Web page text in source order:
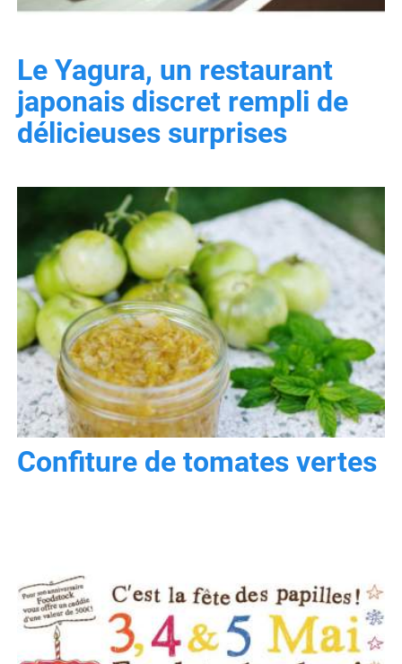
Le Yagura, un restaurant
japonais discret rempli de
délicieuses surprises
Confiture de tomates vertes